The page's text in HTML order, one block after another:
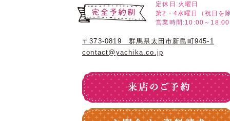
定休日:火曜日
第2・4水曜日（祝日を
営業時間:10:00～18:00
〒373-0819 群馬県太田市新島町945-1
contact@yachika.co.jp